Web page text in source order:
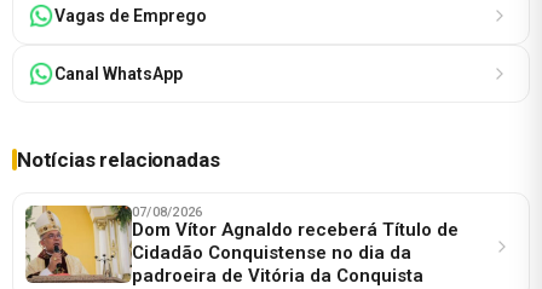
Vagas de Emprego
Canal WhatsApp
Notícias relacionadas
07/08/2026
Dom Vítor Agnaldo receberá Título de
Cidadão Conquistense no dia da
padroeira de Vitória da Conquista